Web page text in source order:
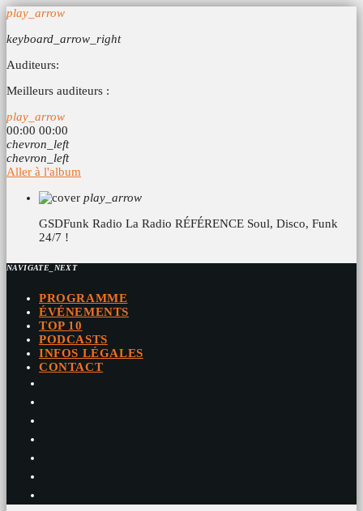
play_arrow
keyboard_arrow_right
Auditeurs:
Meilleurs auditeurs :
play_arrow
00:00 00:00
chevron_left
chevron_left
Aller à l'album
play_arrow
GSDFunk Radio La Radio RÉFÉRENCE Soul, Disco, Funk
24/7 !
NAVIGATE_NEXT
PROGRAMME
ÉVÉNEMENTS
TOP 10
PODCASTS
INFOS LÉGALES
CONTACT